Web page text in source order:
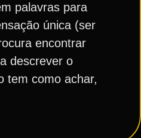
palavras para
única (ser
encontrar
descrever o
tem como achar,